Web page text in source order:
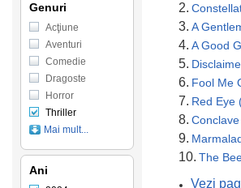
2.
3. A
4. A Good
5.
6. Fool Me
7. Red Eye
8.
9.
10. The
Vezi
Genuri
Acţiune
Aventuri
Comedie
Dragoste
Horror
Thriller
Mai mult...
Ani